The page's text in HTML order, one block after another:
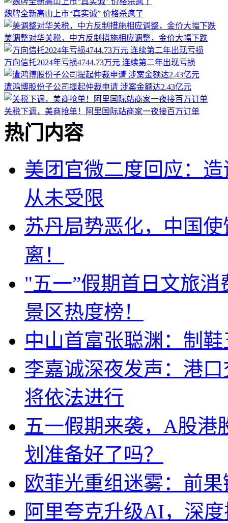
魏牌全新高山上市“真实诚” 价格杀疯了
美调整对华关税，中方反制措施相应调整，金价大幅下跌
万向信托2024年亏损4744.73万元 连续第二年出现亏损
遭鸿博股份子公司提起仲裁申请 涉案金额达2.43亿元
关税下调，美商抢单！阿里国际站商家一夜接百万订单
热门内容
美团官微二度回应：
从未受限
苏丹局势恶化，中国
离！
"五一”假期首日文旅
景区热度榜！
中山首富张聪渊：制
李嘉诚深夜发声：港
将依法进行
五一假期来袭，A股港
划准备好了吗？
欧菲光重组迷雾：前
阿里夸克升级AI，深